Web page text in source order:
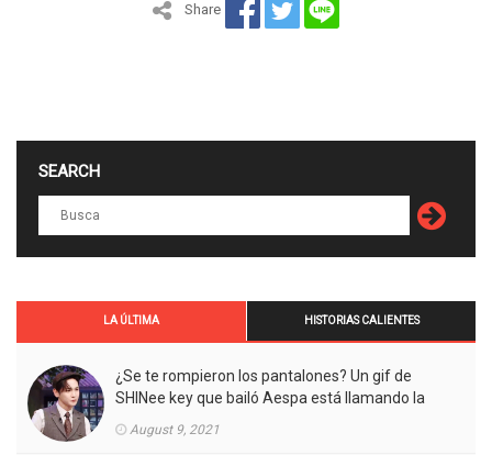
Share
SEARCH
LA ÚLTIMA HISTORIAS CALIENTES
¿Se te rompieron los pantalones? Un gif de
SHINee key que bailó Aespa está llamando la
August 9, 2021